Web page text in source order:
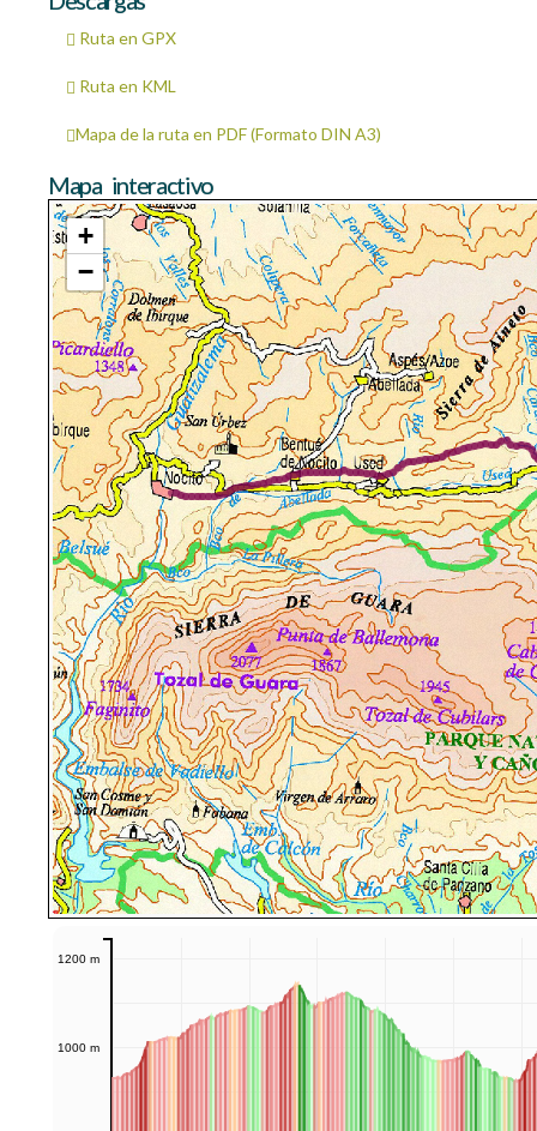
Ruta en GPX
Ruta en KML
Mapa de la ruta en PDF (Formato DIN A3)
Mapa interactivo
+
−
1000 m
1200 m